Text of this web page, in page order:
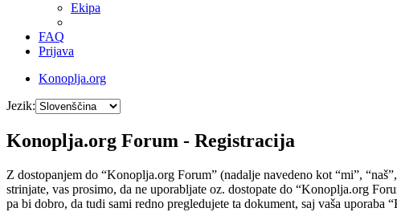
Ekipa
FAQ
Prijava
Konoplja.org
Jezik:
Konoplja.org Forum - Registracija
Z dostopanjem do “Konoplja.org Forum” (nadalje navedeno kot “mi”,
strinjate, vas prosimo, da ne uporabljate oz. dostopate do “Konoplja.org
pa bi dobro, da tudi sami redno pregledujete ta dokument, saj vaša